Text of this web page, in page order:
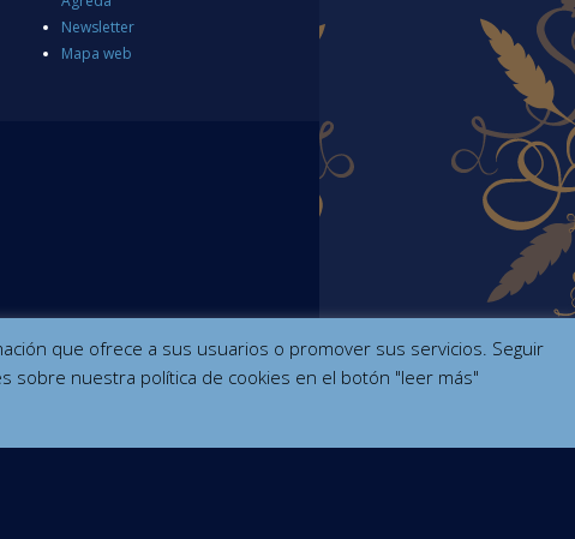
Newsletter
Mapa web
que ofrece a sus usuarios o promover sus servicios. Seguir
sobre nuestra política de cookies en el botón "leer más"